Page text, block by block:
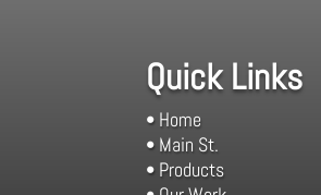
Quick Links
• Home
• Main St.
• Products